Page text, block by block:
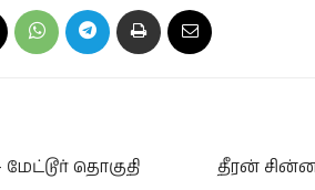
மேட்டூர் தொகுதி
தீரன்